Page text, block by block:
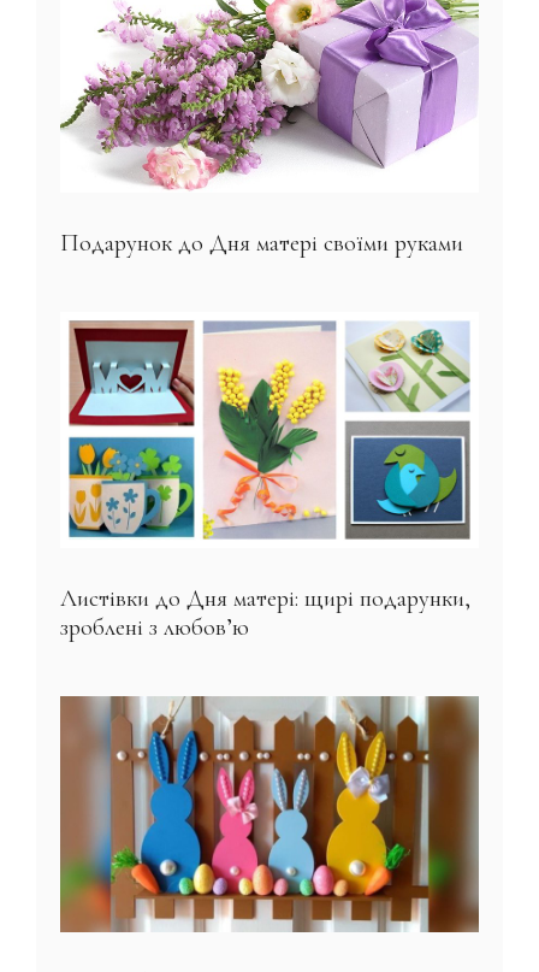
Подарунок до Дня матері своїми руками
Листівки до Дня матері: щирі подарунки,
зроблені з любов’ю